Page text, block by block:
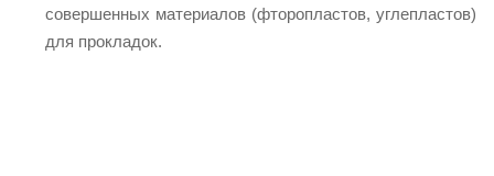
совершенных материалов (фторопластов, углепластов)
для прокладок.